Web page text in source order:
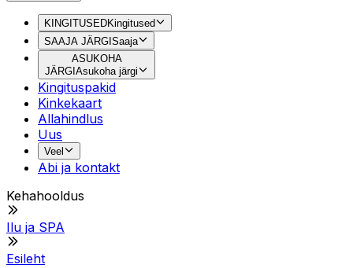
KINGITUSEDKingitused
SAAJA JÄRGISaaja
ASUKOHA
JÄRGI Asukoha järgi
Kingituspakid
Kinkekaart
Allahindlus
Uus
Veel
Abi ja kontakt
Kehahooldus
Ilu ja SPA
Esileht